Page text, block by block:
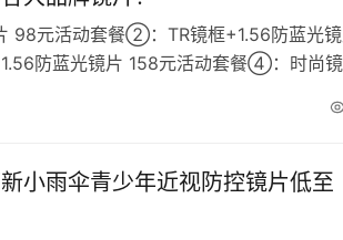
98元活动套餐②：TR镜框+1.56防蓝光
防蓝光镜片 158元活动套餐④：时尚
小雨伞青少年近视防控镜片低至